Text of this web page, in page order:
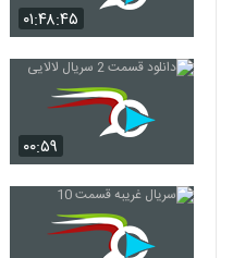
۰۱:۴۸:۴۵
۰۰:۵۹